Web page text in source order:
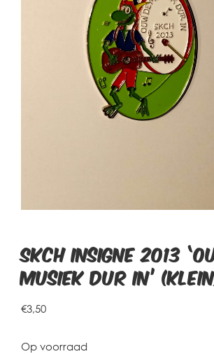
SKCH insigne 2013
musiek dur in’
€3,50
Op voorraad